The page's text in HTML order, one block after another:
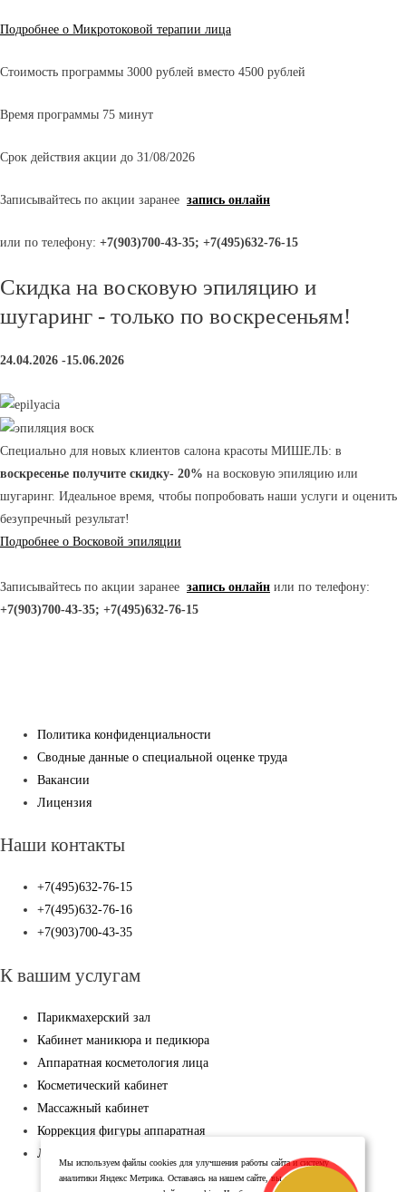
Подробнее о Микротоковой терапии лица
Стоимость программы 3000 рублей вместо 4500 рублей
Время программы 75 минут
Срок действия акции до 31/08/2026
Записывайтесь по акции заранее запись онлайн
или по телефону: +7(903)700-43-35; +7(495)632-76-15
Скидка на восковую эпиляцию и
шугаринг - только по воскресеньям!
24.04.2026 -15.06.2026
Специально для новых клиентов салона красоты МИШЕЛЬ: в
воскресенье получите скидку- 20% на восковую эпиляцию или
шугаринг. Идеальное время, чтобы попробовать наши услуги и оценить
безупречный результат!
Подробнее о Восковой эпиляции
Записывайтесь по акции заранее запись онлайн или по телефону:
+7(903)700-43-35; +7(495)632-76-15
Политика конфиденциальности
Сводные данные о специальной оценке труда
Вакансии
Лицензия
Наши контакты
+7(495)632-76-15
+7(495)632-76-16
+7(903)700-43-35
К вашим услугам
Парикмахерский зал
Кабинет маникюра и педикюра
Аппаратная косметология лица
Косметический кабинет
Массажный кабинет
Коррекция фигуры аппаратная
Лазерная эпиляция
Мы используем файлы cookies для улучшения работы сайта и систему
аналитики Яндекс Метрика. Оставаясь на нашем сайте, вы соглашаетесь с